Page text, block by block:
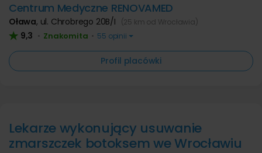
Centrum Medyczne RENOVAMED
Oława, ul. Chrobrego 20B/I (25 km od Wrocławia)
9,3 • Znakomita • 55 opinii
Profil placówki
Lekarze wykonujący usuwanie
zmarszczek botoksem we Wrocławiu